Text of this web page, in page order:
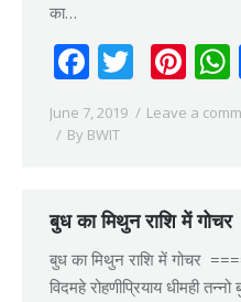
का…
Facebook
June 7, 2019 Leave a
By BWIT
बुध का मिथुन राशि में गोचर
बुध का मिथुन राशि में गोचर
विदमहे रोहणीप्रियाय धीमही